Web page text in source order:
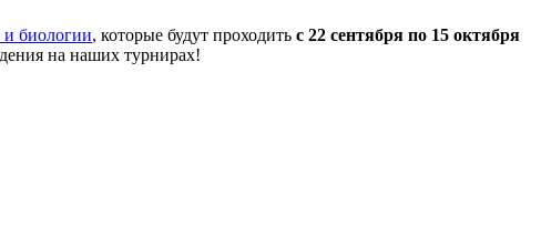
и биологии, которые будут проходить с 22 сентября по 15 октября
на наших турнирах!